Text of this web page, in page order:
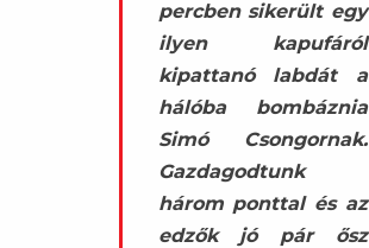
percben sikerült egy
ilyen kapufáról
kipattanó labdát a
hálóba bombáznia
Simó Csongornak.
Gazdagodtunk
három ponttal és az
edzők jó pár ősz